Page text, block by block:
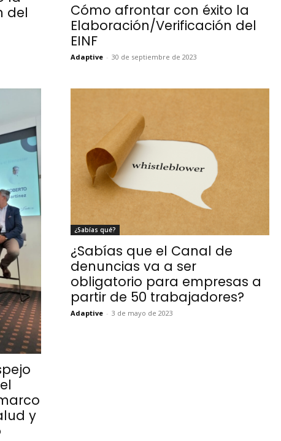
del
Cómo afrontar con éxito la
Elaboración/Verificación del
EINF
Adaptive - 30 de septiembre de 2023
y
¿Sabías qué?
¿Sabías que el Canal de
denuncias va a ser
obligatorio para empresas a
partir de 50 trabajadores?
Adaptive - 3 de mayo de 2023